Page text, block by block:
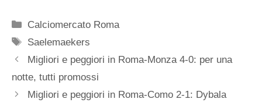
Categorie
Calciomercato Roma
Tag
Saelemaekers
Migliori e peggiori in Roma-Monza 4-0: per una
notte, tutti promossi
Migliori e peggiori in Roma-Como 2-1: Dybala